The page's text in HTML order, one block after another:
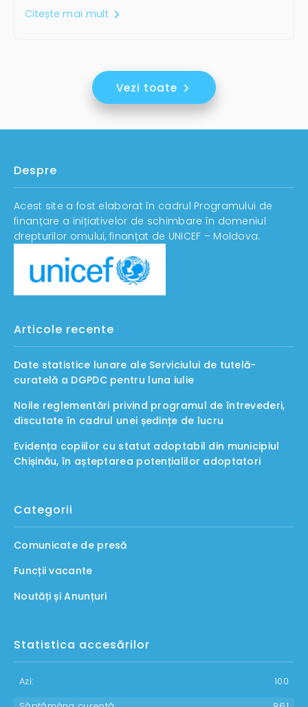
Citește mai mult
Vezi toate
Despre
Acest site a fost elaborat în cadrul Programului de
finanțare a inițiativelor de schimbare în domeniul
drepturilor omului, finanțat de UNICEF – Moldova.
Articole recente
Date statistice lunare ale Serviciului de tutelă-
curatelă a DGPDC pentru luna iulie
Noile reglementări privind programul de întrevederi,
discutate în cadrul unei ședințe de lucru
Evidența copiilor cu statut adoptabil din municipiul
Chișinău, în așteptarea potențialilor adoptatori
Categorii
Comunicate de presă
Funcții vacante
Noutăți și Anunțuri
Statistica accesărilor
Azi:
100